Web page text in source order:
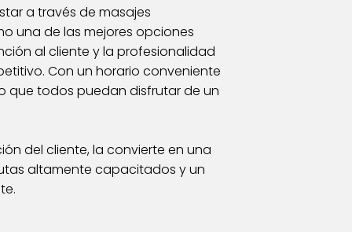
a través de masajes
una de las mejores opciones
al cliente y la profesionalidad
Con un horario conveniente
que todos puedan disfrutar de un
del cliente, la convierte en una
altamente capacitados y un